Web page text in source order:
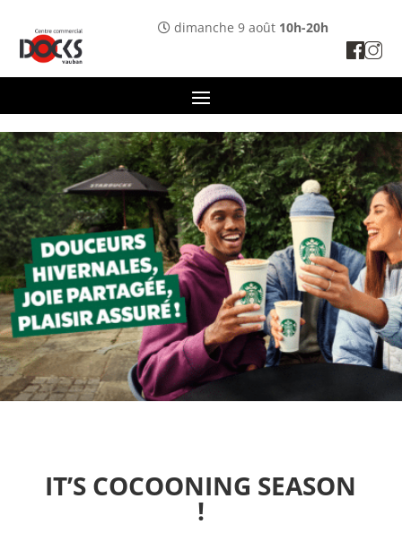
dimanche 9 août 10h-20h
IT’S COCOONING SEASON
!